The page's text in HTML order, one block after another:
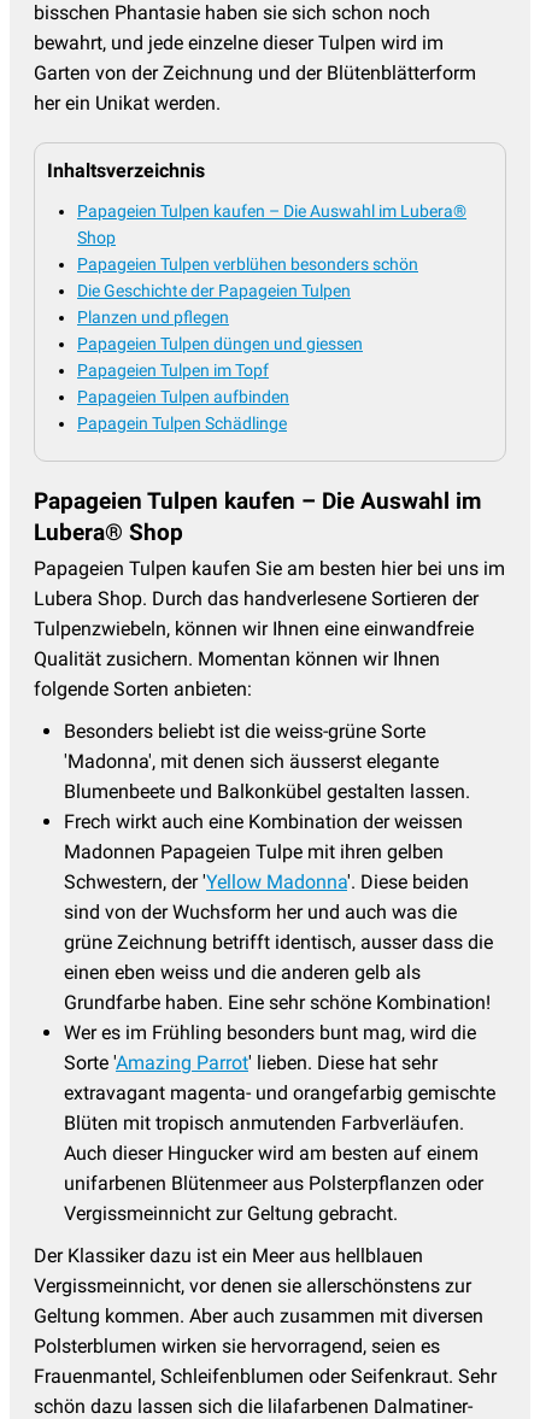
bisschen Phantasie haben sie sich schon noch
bewahrt, und jede einzelne dieser Tulpen wird im
Garten von der Zeichnung und der Blütenblätterform
her ein Unikat werden.
Inhaltsverzeichnis
Papageien Tulpen kaufen – Die Auswahl im Lubera®
Shop
Papageien Tulpen verblühen besonders schön
Die Geschichte der Papageien Tulpen
Planzen und pflegen
Papageien Tulpen düngen und giessen
Papageien Tulpen im Topf
Papageien Tulpen aufbinden
Papagein Tulpen Schädlinge
Papageien Tulpen kaufen – Die Auswahl im
Lubera® Shop
Papageien Tulpen kaufen Sie am besten hier bei uns im
Lubera Shop. Durch das handverlesene Sortieren der
Tulpenzwiebeln, können wir Ihnen eine einwandfreie
Qualität zusichern. Momentan können wir Ihnen
folgende Sorten anbieten:
Besonders beliebt ist die weiss-grüne Sorte
'Madonna', mit denen sich äusserst elegante
Blumenbeete und Balkonkübel gestalten lassen.
Frech wirkt auch eine Kombination der weissen
Madonnen Papageien Tulpe mit ihren gelben
Schwestern, der 'Yellow Madonna'. Diese beiden
sind von der Wuchsform her und auch was die
grüne Zeichnung betrifft identisch, ausser dass die
einen eben weiss und die anderen gelb als
Grundfarbe haben. Eine sehr schöne Kombination!
Wer es im Frühling besonders bunt mag, wird die
Sorte 'Amazing Parrot' lieben. Diese hat sehr
extravagant magenta- und orangefarbig gemischte
Blüten mit tropisch anmutenden Farbverläufen.
Auch dieser Hingucker wird am besten auf einem
unifarbenen Blütenmeer aus Polsterpflanzen oder
Vergissmeinnicht zur Geltung gebracht.
Der Klassiker dazu ist ein Meer aus hellblauen
Vergissmeinnicht, vor denen sie allerschönstens zur
Geltung kommen. Aber auch zusammen mit diversen
Polsterblumen wirken sie hervorragend, seien es
Frauenmantel, Schleifenblumen oder Seifenkraut. Sehr
schön dazu lassen sich die lilafarbenen Dalmatiner-